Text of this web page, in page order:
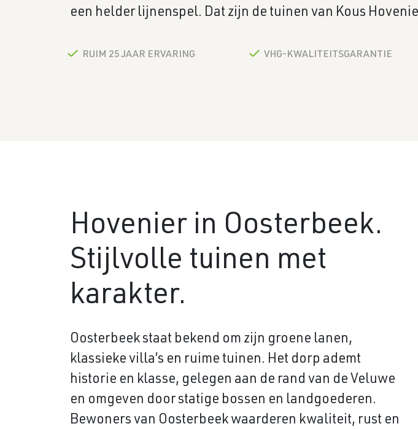
een helder lijnenspel. Dat zijn de tuinen van Kous
RUIM 25 JAAR ERVARING VHG-KWALITEITSGARANTIE
Hovenier in Oosterbeek.
Stijlvolle tuinen met
karakter.
Oosterbeek staat bekend om zijn groene lanen,
klassieke villa’s en ruime tuinen. Het dorp ademt
historie en klasse, gelegen aan de rand van de Veluwe
en omgeven door statige bossen en landgoederen.
Bewoners van Oosterbeek waarderen kwaliteit, rust en